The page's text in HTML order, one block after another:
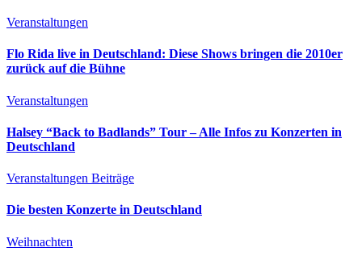
Veranstaltungen
Flo Rida live in Deutschland: Diese Shows bringen die 2010er
zurück auf die Bühne
Veranstaltungen
Halsey “Back to Badlands” Tour – Alle Infos zu Konzerten in
Deutschland
Veranstaltungen Beiträge
Die besten Konzerte in Deutschland
Weihnachten